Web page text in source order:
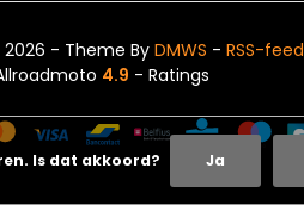
- Theme ByDMWS -RSS-feed
4.9 - Ratings
Is dat akkoord? Ja